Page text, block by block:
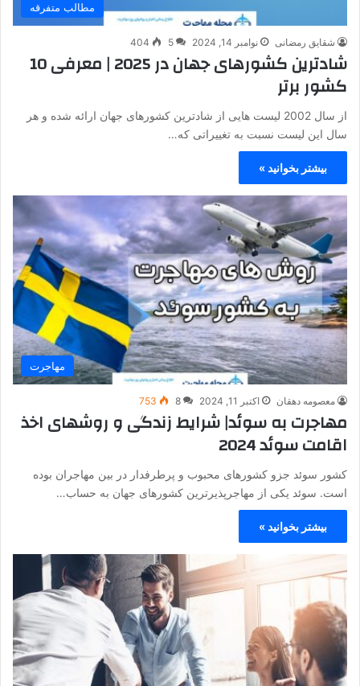
مطالب متفرقه
شقایق رمضانی نوامبر 14, 2024 5
404
شادترین کشورهای جهان در 2025 | معرفی 10
کشور برتر
از سال 2002 لیست هایی از شادترین کشورهای جهان ارائه شده و هر
سال این لیست نسبت به تغییراتی که…
بیشتر بخوانید »
مهاجرت
معصومه دهقان اکتبر 11, 2024 8
753
مهاجرت به سوئد| شرایط زندگی و روشهای اخذ
اقامت سوئد 2024
کشور سوئد جزو کشورهای محبوب و پرطرفدار در بین مهاجران بوده
است. سوئد یکی از مهاجرپذیرترین کشورهای جهان به حساب…
بیشتر بخوانید »